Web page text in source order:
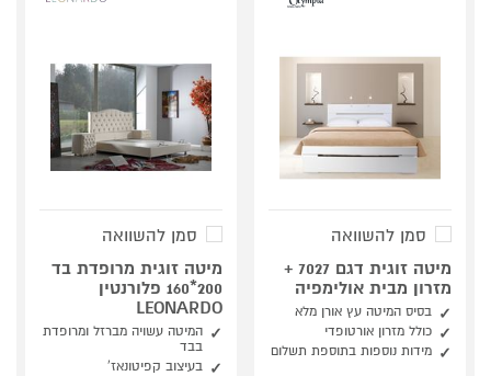
סמן להשוואה
מיטה זוגית דגם 7027 +
מזרון מבית אולימפיה
בסיס המיטה עץ אורן מלא
כולל מזרון אורטופדי
מידות נוספות בתוספת תשלום
סמן להשוואה
מיטה זוגית מרופדת בד
200*160 פלורנטין
LEONARDO
המיטה עשויה מברזל ומרופדת
בבד
בעיצוב קפיטונאז'